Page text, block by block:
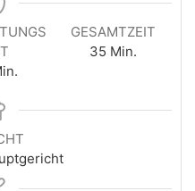
GESAMTZEIT
35 Min.